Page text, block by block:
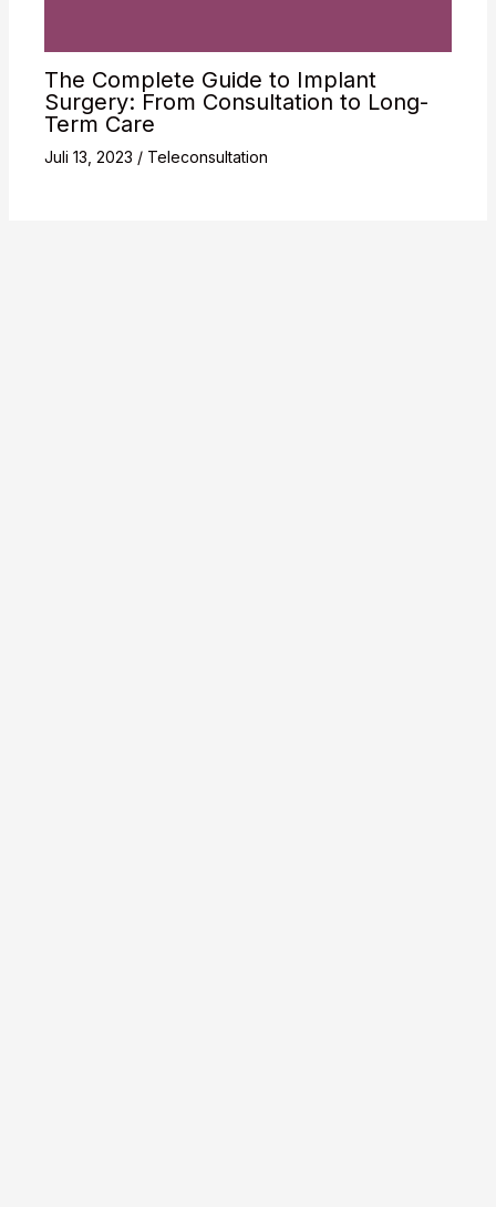
The Complete Guide to Implant
Surgery: From Consultation to Long-
Term Care
Juli 13, 2023 / Teleconsultation